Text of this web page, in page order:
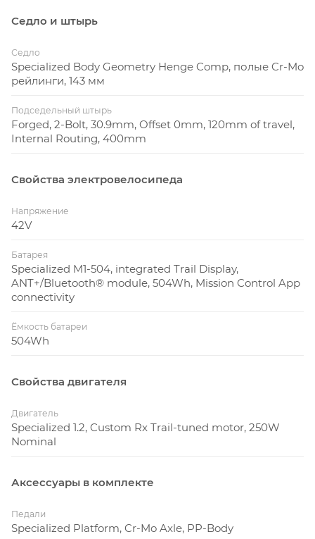
Седло и штырь
Седло
Specialized Body Geometry Henge Comp, полые Cr-Mo
рейлинги, 143 мм
Подседельный штырь
Forged, 2-Bolt, 30.9mm, Offset 0mm, 120mm of travel,
Internal Routing, 400mm
Свойства электровелосипеда
Напряжение
42V
Батарея
Specialized M1-504, integrated Trail Display,
ANT+/Bluetooth® module, 504Wh, Mission Control App
connectivity
Ёмкость батареи
504Wh
Свойства двигателя
Двигатель
Specialized 1.2, Custom Rx Trail-tuned motor, 250W
Nominal
Аксессуары в комплекте
Педали
Specialized Platform, Cr-Mo Axle, PP-Body